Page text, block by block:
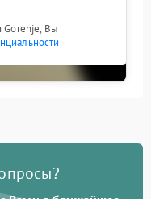
Gorenje, Вы